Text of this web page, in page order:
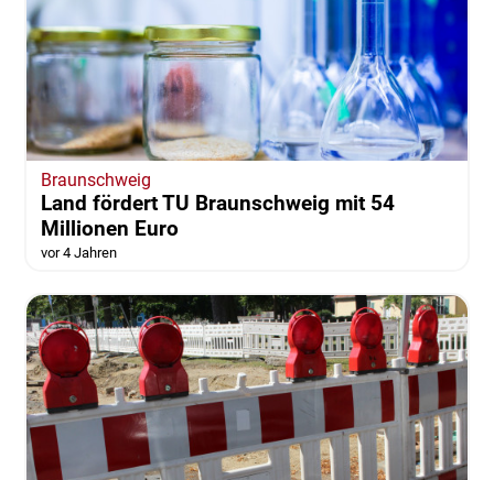
Braunschweig
Land fördert TU Braunschweig mit 54
Millionen Euro
vor 4 Jahren